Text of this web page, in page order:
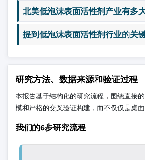
北美低泡沫表面活性剂产业有多
提到低泡沫表面活性剂行业的关
研究方法、数据来源和验证过程
本报告基于结构化的研究流程，围绕直接
模和严格的交叉验证构建，而不仅仅是桌面
我们的6步研究流程